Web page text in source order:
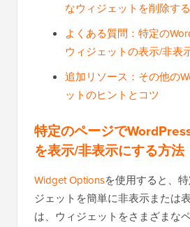
なウィジェットを削除する
よくある質問：特定の
ウィジェットの表示/非表
追加リソース：その他の
ットのヒントとコツ
特定のページで
を表示/非表示にする方法
Widget Optionsを使用すると、
ジェットを簡単に非表示または
は、ウィジェットをさまざまな